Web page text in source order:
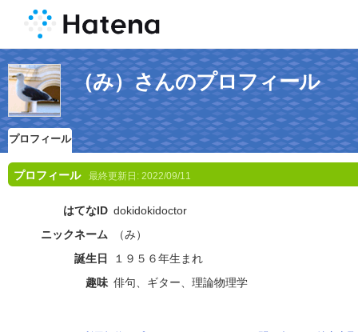
（み）さんのプロフィール
プロフィール
プロフィール 最終更新日: 2022/09/11
はてなID dokidokidoctor
ニックネーム
（み）
誕生日
１９５６年生まれ
趣味 俳句、ギター、理論物理学